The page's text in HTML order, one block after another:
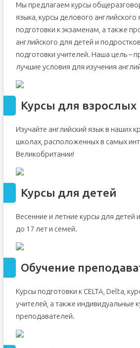
Кому доступно обучение?
Обучение английскому языку в
Преимущества обучения в Англии
Лучшие курсы английского
Цены на обучение английскому
Мы предлагаем курсы
языка, курсы делового английского
подготовки к экзаменам, а также
английского для детей и
подготовки учителей. Наша цель –
лучшие условия для изучения
Курсы для взрослых
Изучайте английский язык в наших
школах, расположенных в самых
Великобритании!
Курсы для детей
Весенние и летние курсы для детей
до 17 лет и семей.
Обучение
Курсы подготовки к CELTA, Delta,
учителей, а также индивидуальные
преподавателей.